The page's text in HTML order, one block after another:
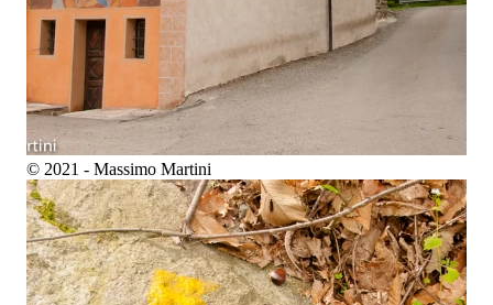
© 2021 - Massimo Martini